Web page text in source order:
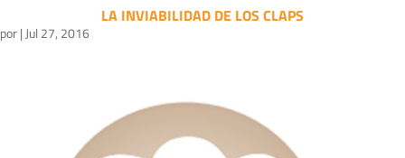
LA INVIABILIDAD DE LOS CLAPS
por| Jul 27, 2016